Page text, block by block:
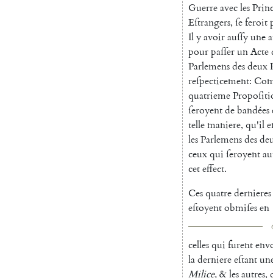
Guerreavecles
Eſtrangers, ſeferoit
Ilyavoirauſſyune
pourpaſſerunActe
Parlemensdesdeux
reſpecticement:
quatrieme
ſeroyentdebandées
tellemaniere, qu'il
lesParlemensdes
ceuxqui ſeroyent
ceteffect.
Cesquatredernieres
eſtoyentobmiſesen
cellesqui furent
laderniereeſtant
Milice,&lesautres,